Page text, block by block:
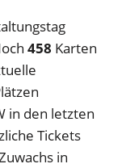
458 Karten
in den letzten
Tickets
in